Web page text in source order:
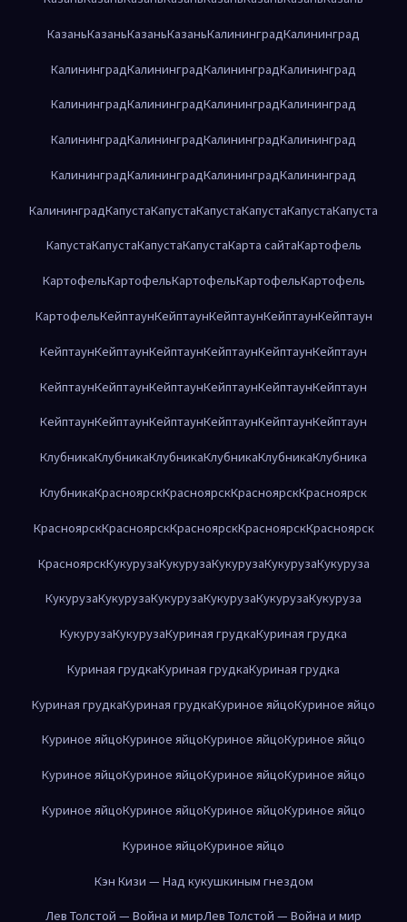
КазаньКазаньКазаньКазаньКалининградКалининград
КалининградКалининградКалининградКалининград
КалининградКалининградКалининградКалининград
КалининградКалининградКалининградКалининград
КалининградКалининградКалининградКалининград
КалининградКапустаКапустаКапустаКапустаКапустаКапуста
КапустаКапустаКапустаКапустаКарта сайтаКартофель
КартофельКартофельКартофельКартофельКартофель
КартофельКейптаунКейптаунКейптаунКейптаунКейптаун
КейптаунКейптаунКейптаунКейптаунКейптаунКейптаун
КейптаунКейптаунКейптаунКейптаунКейптаунКейптаун
КейптаунКейптаунКейптаунКейптаунКейптаунКейптаун
КлубникаКлубникаКлубникаКлубникаКлубникаКлубника
КлубникаКрасноярскКрасноярскКрасноярскКрасноярск
КрасноярскКрасноярскКрасноярскКрасноярскКрасноярск
КрасноярскКукурузаКукурузаКукурузаКукурузаКукуруза
КукурузаКукурузаКукурузаКукурузаКукурузаКукуруза
КукурузаКукурузаКуриная грудкаКуриная грудка
Куриная грудкаКуриная грудкаКуриная грудка
Куриная грудкаКуриная грудкаКуриное яйцоКуриное яйцо
Куриное яйцоКуриное яйцоКуриное яйцоКуриное яйцо
Куриное яйцоКуриное яйцоКуриное яйцоКуриное яйцо
Куриное яйцоКуриное яйцоКуриное яйцоКуриное яйцо
Куриное яйцоКуриное яйцо
Кэн Кизи — Над кукушкиным гнездом
Лев Толстой — Война и мирЛев Толстой — Война и мир